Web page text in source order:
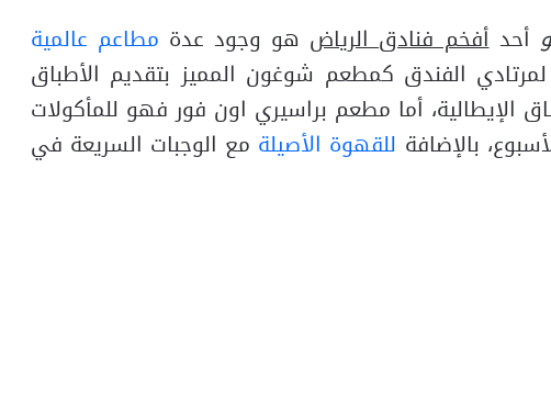
أحدأفخم فنادق الرياض هو وجود عدة مطاعم عالمية
لمرتادي الفندق كمطعم شوغون المميز بتقديم الأطباق
الإيطالية، أما مطعم براسيري اون فور فهو للمأكولات
بالإضافة للقهوة الأصيلة مع الوجبات السريعة في